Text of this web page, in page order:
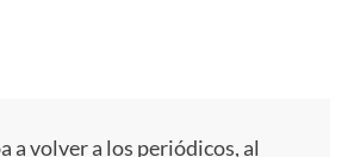
a volver a los periódicos, al